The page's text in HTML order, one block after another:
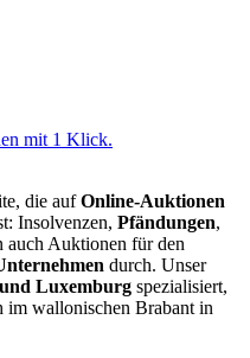
die aufOnline-Auktionen
Insolvenzen, Pfändungen,
auch Auktionen für den
durch. Unser
Luxemburg spezialisiert,
im wallonischen Brabant in